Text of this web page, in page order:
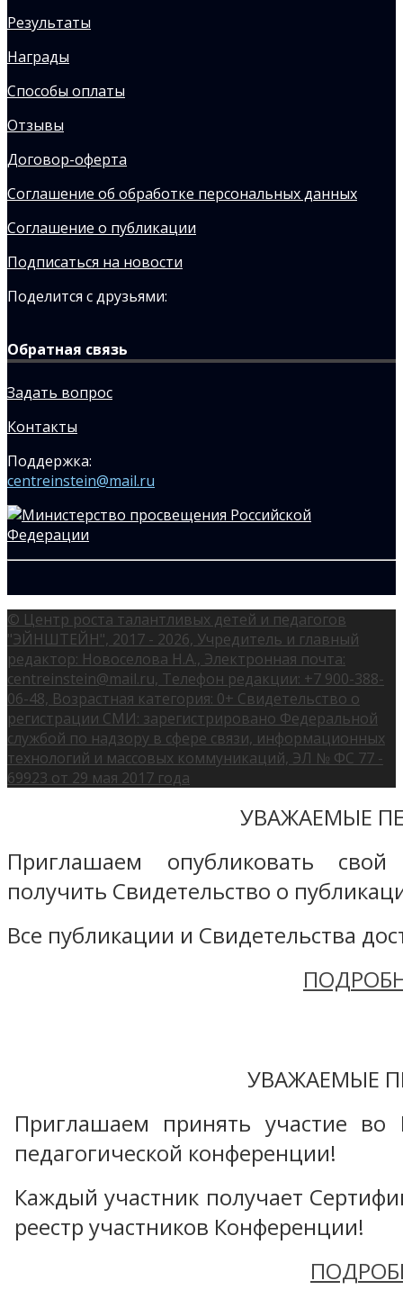
Результаты
Награды
Способы оплаты
Отзывы
Договор-оферта
Соглашение об обработке персональных данных
Соглашение о публикации
Подписаться на новости
Поделится с друзьями:
Обратная связь
Задать вопрос
Контакты
Поддержка:
centreinstein@mail.ru
© Центр роста талантливых детей и педагогов
"ЭЙНШТЕЙН", 2017 - 2026, Учредитель и главный
редактор: Новоселова Н.А., Электронная почта:
centreinstein@mail.ru, Телефон редакции: +7 900-388-
06-48, Возрастная категория: 0+ Свидетельство о
регистрации СМИ: зарегистрировано Федеральной
службой по надзору в сфере связи, информационных
технологий и массовых коммуникаций, ЭЛ № ФС 77 -
69923 от 29 мая 2017 года
УВАЖАЕМЫЕ
Приглашаем опубликовать
получить Свидетельство о
Все публикации и Свидетельства
УВАЖАЕМЫЕ
Приглашаем принять участие во
педагогической конференции!
Каждый участник получает
реестр участников Конференции!